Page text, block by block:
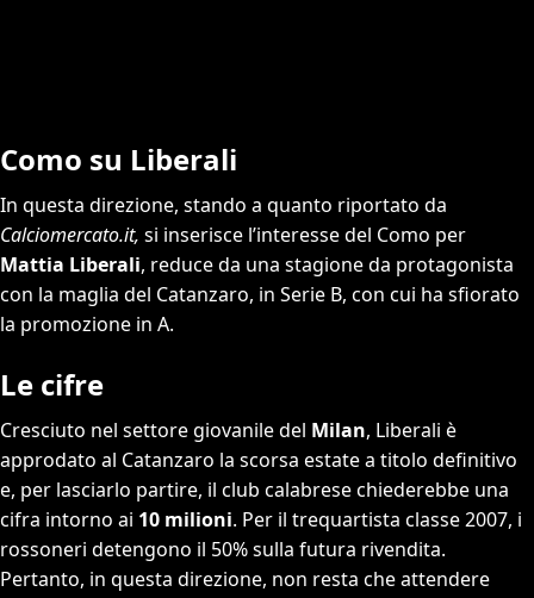
Como su Liberali
In questa direzione, stando a quanto riportato da
Calciomercato.it, si inserisce l’interesse del Como per
Mattia Liberali, reduce da una stagione da protagonista
con la maglia del Catanzaro, in Serie B, con cui ha sfiorato
la promozione in A.
Le cifre
Cresciuto nel settore giovanile del Milan, Liberali è
approdato al Catanzaro la scorsa estate a titolo definitivo
e, per lasciarlo partire, il club calabrese chiederebbe una
cifra intorno ai 10 milioni. Per il trequartista classe 2007, i
rossoneri detengono il 50% sulla futura rivendita.
Pertanto, in questa direzione, non resta che attendere